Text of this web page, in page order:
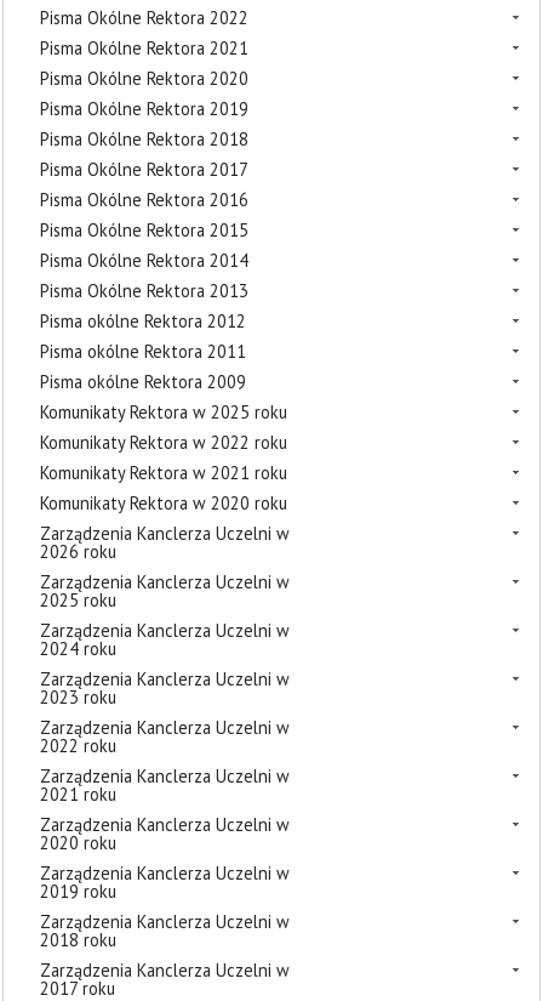
Pisma Okólne Rektora 2022
Pisma Okólne Rektora 2021
Pisma Okólne Rektora 2020
Pisma Okólne Rektora 2019
Pisma Okólne Rektora 2018
Pisma Okólne Rektora 2017
Pisma Okólne Rektora 2016
Pisma Okólne Rektora 2015
Pisma Okólne Rektora 2014
Pisma Okólne Rektora 2013
Pisma okólne Rektora 2012
Pisma okólne Rektora 2011
Pisma okólne Rektora 2009
Komunikaty Rektora w 2025 roku
Komunikaty Rektora w 2022 roku
Komunikaty Rektora w 2021 roku
Komunikaty Rektora w 2020 roku
Zarządzenia Kanclerza Uczelni w
2026 roku
Zarządzenia Kanclerza Uczelni w
2025 roku
Zarządzenia Kanclerza Uczelni w
2024 roku
Zarządzenia Kanclerza Uczelni w
2023 roku
Zarządzenia Kanclerza Uczelni w
2022 roku
Zarządzenia Kanclerza Uczelni w
2021 roku
Zarządzenia Kanclerza Uczelni w
2020 roku
Zarządzenia Kanclerza Uczelni w
2019 roku
Zarządzenia Kanclerza Uczelni w
2018 roku
Zarządzenia Kanclerza Uczelni w
2017 roku